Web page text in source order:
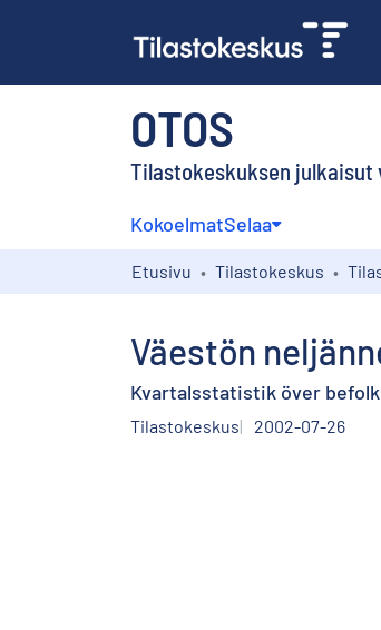
OTOS
Tilastokeskuksen julkaisut
KokoelmatSelaa
Etusivu Tilastokeskus
Väestön
Kvartalsstatistik över
Tilastokeskus 2002-07-26